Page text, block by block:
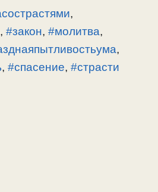
,
, #закон, #молитва,
,
, #спасение, #страсти